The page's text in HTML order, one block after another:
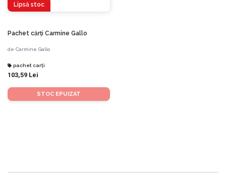
Lipsă stoc
Pachet cărți Carmine Gallo
de Carmine Gallo
pachet carți
103,59 Lei
STOC EPUIZAT